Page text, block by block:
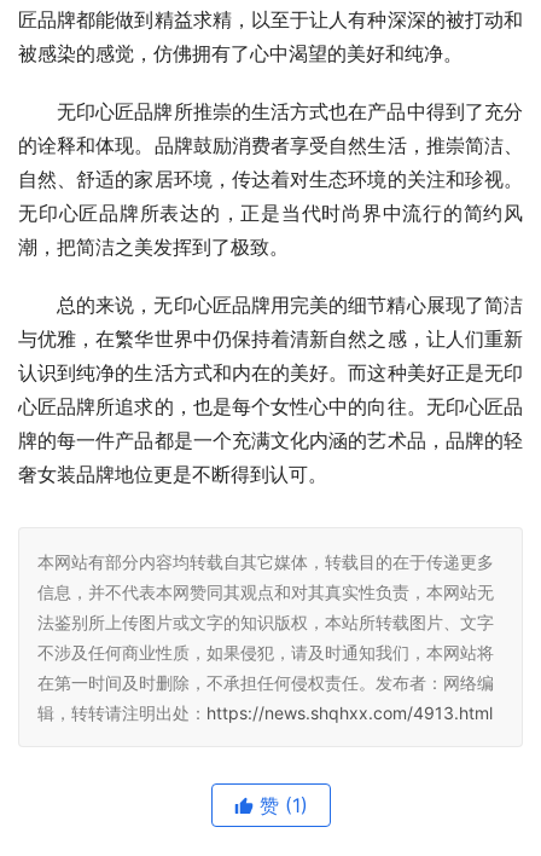
匠品牌都能做到精益求精，以至于让人有种深深的被打动和
被感染的感觉，仿佛拥有了心中渴望的美好和纯净。
无印心匠品牌所推崇的生活方式也在产品中得到了充分
的诠释和体现。品牌鼓励消费者享受自然生活，推崇简洁、
自然、舒适的家居环境，传达着对生态环境的关注和珍视。
无印心匠品牌所表达的，正是当代时尚界中流行的简约风
潮，把简洁之美发挥到了极致。
总的来说，无印心匠品牌用完美的细节精心展现了简洁
与优雅，在繁华世界中仍保持着清新自然之感，让人们重新
认识到纯净的生活方式和内在的美好。而这种美好正是无印
心匠品牌所追求的，也是每个女性心中的向往。无印心匠品
牌的每一件产品都是一个充满文化内涵的艺术品，品牌的轻
奢女装品牌地位更是不断得到认可。
本网站有部分内容均转载自其它媒体，转载目的在于传递更多
信息，并不代表本网赞同其观点和对其真实性负责，本网站无
法鉴别所上传图片或文字的知识版权，本站所转载图片、文字
不涉及任何商业性质，如果侵犯，请及时通知我们，本网站将
在第一时间及时删除，不承担任何侵权责任。发布者：网络编
辑，转转请注明出处： https://news.shqhxx.com/4913.html
赞 (1)